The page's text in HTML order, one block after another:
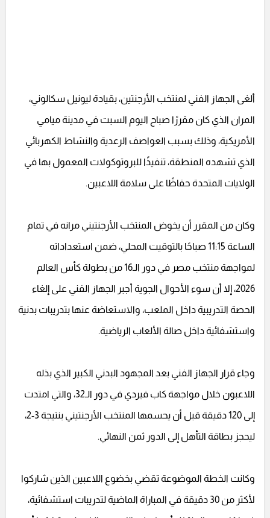
ألغى الجهاز الفني لمنتخب الأرجنتين، بقيادة ليونيل سكالوني،
المران الذي كان مقررًا صباح اليوم السبت في مدينة ميامي
الأمريكية، وذلك بسبب العواصف الرعدية والنشاط الكهربائي
الذي تشهده المنطقة، تنفيذًا للبروتوكولات المعمول بها في
الولايات المتحدة حفاظًا على سلامة اللاعبين.
وكان من المقرر أن يخوض المنتخب الأرجنتيني مرانه في تمام
الساعة 11:15 صباحًا بالتوقيت المحلي، ضمن استعداداته
لمواجهة منتخب مصر في دور الـ16 من بطولة كأس العالم
2026، إلا أن سوء الأحوال الجوية أجبر الجهاز الفني على إلغاء
الحصة التدريبية داخل الملعب، والاستعاضة عنها بتدريبات بدنية
واستشفائية داخل صالة الألعاب الرياضية.
وجاء قرار الجهاز الفني بعد المجهود البدني الكبير الذي بذله
اللاعبون خلال مواجهة كاب فيردي في دور الـ32، والتي امتدت
إلى 120 دقيقة قبل أن يحسمها المنتخب الأرجنتيني بنتيجة 3-2،
ليحجز بطاقة التأهل إلى الدور ثمن النهائي.
وكانت الخطة الموضوعة تقضي بخضوع اللاعبين الذين شاركوا
لأكثر من 30 دقيقة في المباراة الماضية لتدريبات استشفائية،